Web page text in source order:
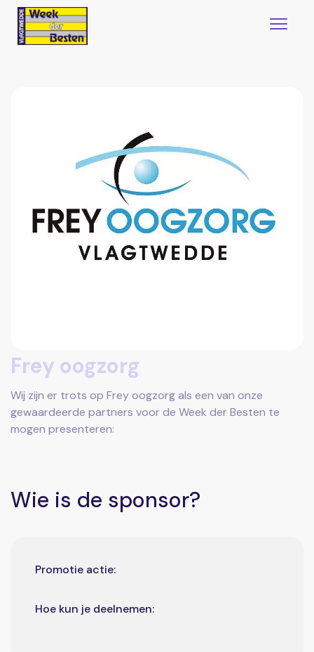
Frey oogzorg
Wij zijn er trots op Frey oogzorg als een van onze
gewaardeerde partners voor de Week der Besten te
mogen presenteren:
Wie is de sponsor?
Promotie actie:
Hoe kun je deelnemen: